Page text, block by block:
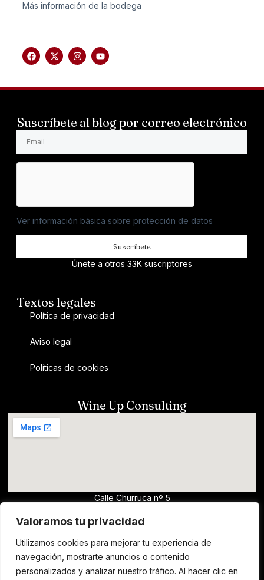
Valoramos tu privacidad
Utilizamos cookies para mejorar tu experiencia de
navegación, mostrarte anuncios o contenido
personalizados y analizar nuestro tráfico. Al hacer clic en
Más información de la bodega
Suscríbete al blog por correo electrónico
Ver información básica sobre protección de datos
Suscríbete
Únete a otros 33K suscriptores
Textos legales
Política de privacidad
Aviso legal
Políticas de cookies
Wine Up Consulting
Calle Churruca nº 5
horario comercial - Para solicitar catas de